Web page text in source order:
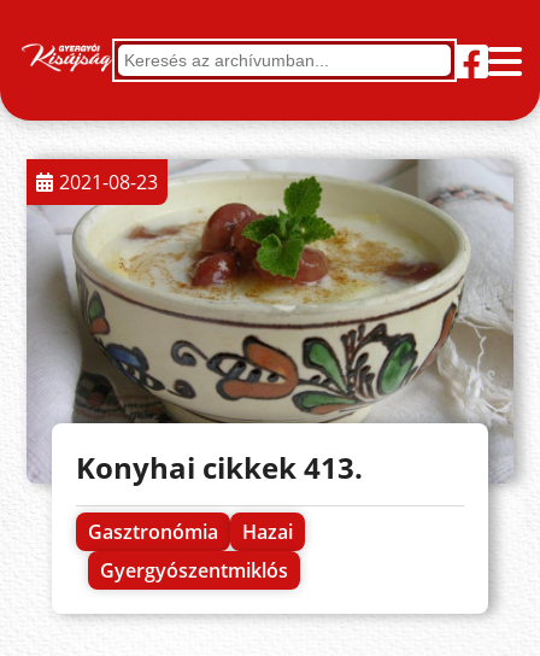
2021-08-23
Konyhai cikkek 413.
Gasztronómia
Hazai
Gyergyószentmiklós